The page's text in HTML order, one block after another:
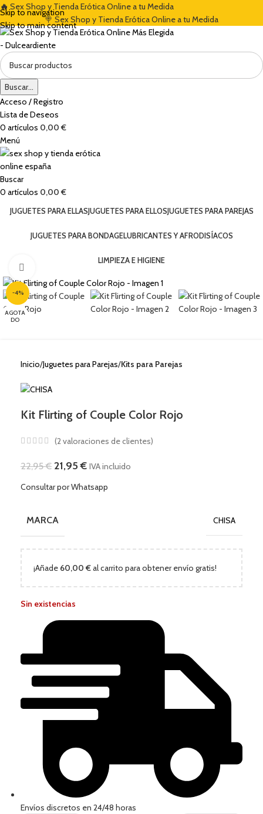
Skip to navigation
Skip to main content
🔥 Sex Shop y Tienda Erótica Online a tu Medida
🍭 Sex Shop y Tienda Erótica Online a tu Medida
Buscar...
Acceso / Registro
Lista de Deseos
0 artículos 0,00 €
Menú
Buscar
0 artículos 0,00 €
JUGUETES PARA ELLASJUGUETES PARA ELLOSJUGUETES PARA PAREJAS
JUGUETES PARA BONDAGELUBRICANTES Y AFRODISÍACOS
LIMPIEZA E HIGIENE
-4%
AGOTA
DO
Inicio Juguetes para Parejas Kits para Parejas
Kit Flirting of Couple Color Rojo
(2valoraciones de clientes)
22,95€ 21,95€ IVA incluido
Consultar por Whatsapp
MARCA CHISA
¡Añade 60,00 €al carrito para obtener envío gratis!
Sin existencias
Envíos discretos en 24/48 horas